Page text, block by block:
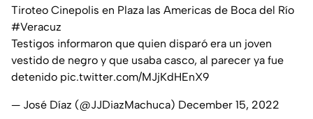
Tiroteo Cinepolis en Plaza las Americas de Boca del Río
#Veracuz
Testigos informaron que quien disparó era un joven
vestido de negro y que usaba casco, al parecer ya fue
detenido pic.twitter.com/MJjKdHEnX9
— José Díaz (@JJDiazMachuca) December 15, 2022